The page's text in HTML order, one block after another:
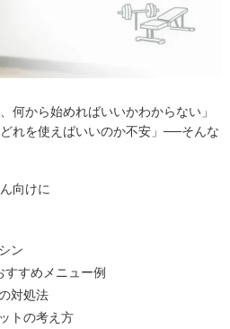
何から始めればいいかわからない」
れを使えばいいのか不安」──そんな
向けに
ン
すすめメニュー例
対処法
トの考え方